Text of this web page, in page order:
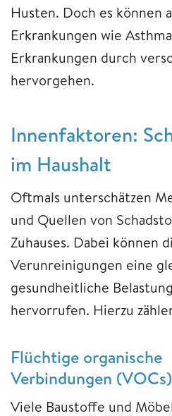
Husten. Doch es können
Erkrankungen wie
Erkrankungen durch
hervorgehen.
Innenfaktoren:
im Haushalt
Oftmals unterschätzen
und Quellen von
Zuhauses. Dabei können
Verunreinigungen eine
gesundheitliche
hervorrufen. Hierzu
Flüchtige organische
Verbindungen (VOCs)
Viele Baustoffe und